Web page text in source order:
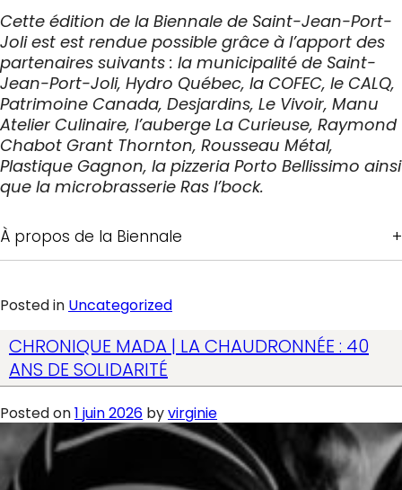
Cette édition de la Biennale de Saint-Jean-Port-
Joli est est rendue possible grâce à l’apport des
partenaires suivants : la municipalité de Saint-
Jean-Port-Joli, Hydro Québec, la COFEC, le CALQ,
Patrimoine Canada, Desjardins, Le Vivoir, Manu
Atelier Culinaire, l’auberge La Curieuse, Raymond
Chabot Grant Thornton, Rousseau Métal,
Plastique Gagnon, la pizzeria Porto Bellissimo ainsi
que la microbrasserie Ras l’bock.
À propos de la Biennale
Posted in Uncategorized
CHRONIQUE MADA | LA CHAUDRONNÉE : 40
ANS DE SOLIDARITÉ
Posted on1 juin 2026 byvirginie